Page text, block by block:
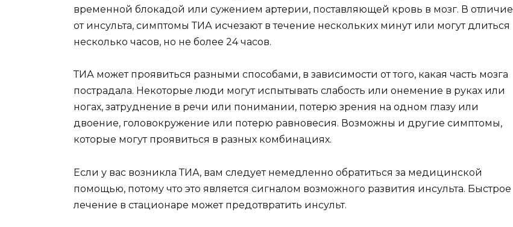
временной блокадой или сужением артерии, поставляющей кровь в мозг. В отличие
от инсульта, симптомы ТИА исчезают в течение нескольких минут или могут длиться
несколько часов, но не более 24 часов.
ТИА может проявиться разными способами, в зависимости от того, какая часть мозга
пострадала. Некоторые люди могут испытывать слабость или онемение в руках или
ногах, затруднение в речи или понимании, потерю зрения на одном глазу или
двоение, головокружение или потерю равновесия. Возможны и другие симптомы,
которые могут проявиться в разных комбинациях.
Если у вас возникла ТИА, вам следует немедленно обратиться за медицинской
помощью, потому что это является сигналом возможного развития инсульта. Быстрое
лечение в стационаре может предотвратить инсульт.